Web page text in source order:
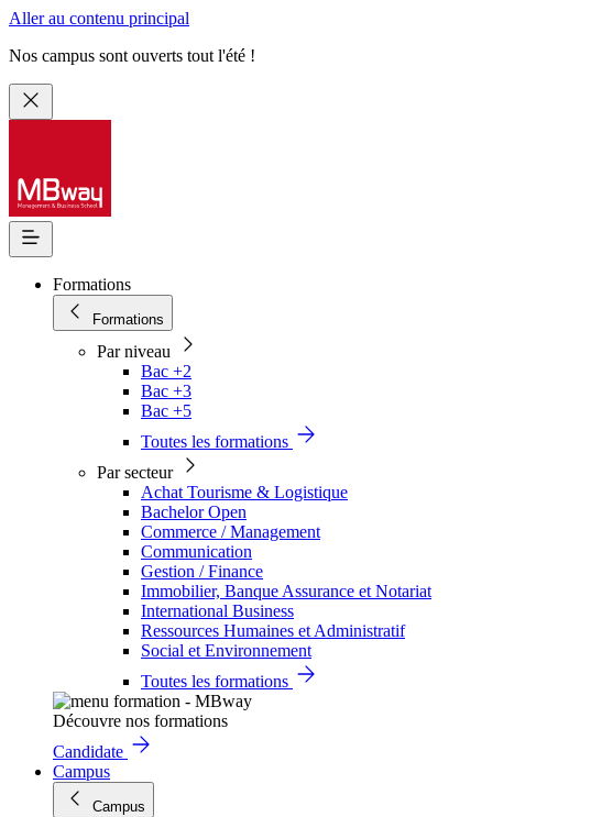
Aller au contenu principal
Nos campus sont ouverts tout l'été !
Formations
Formations
Par niveau
Bac +2
Bac +3
Bac +5
Toutes les formations
Par secteur
Achat Tourisme & Logistique
Bachelor Open
Commerce / Management
Communication
Gestion / Finance
Immobilier, Banque Assurance et Notariat
International Business
Ressources Humaines et Administratif
Social et Environnement
Toutes les formations
Découvre nos formations
Candidate
Campus
Campus